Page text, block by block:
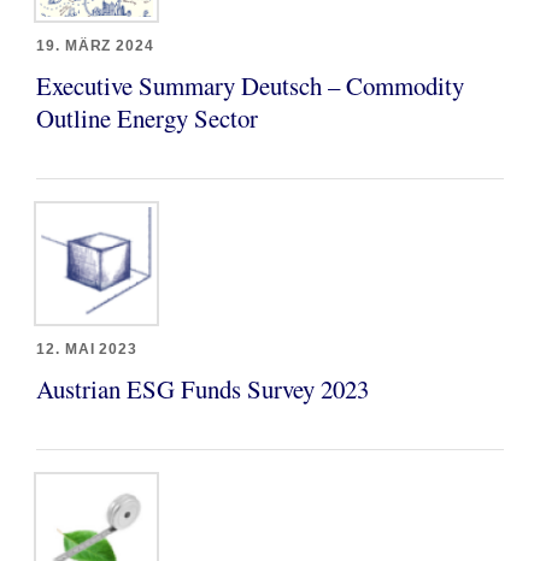
19. MÄRZ 2024
Executive Summary Deutsch – Commodity
Outline Energy Sector
12. MAI 2023
Austrian ESG Funds Survey 2023